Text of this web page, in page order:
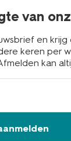
van
en krijg
keren per
kan